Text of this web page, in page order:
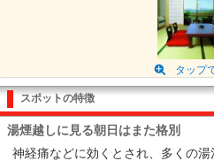
タップ
スポットの特徴
湯煙越しに見る朝日はまた格別
神経痛などに効くとされ、多くの湯